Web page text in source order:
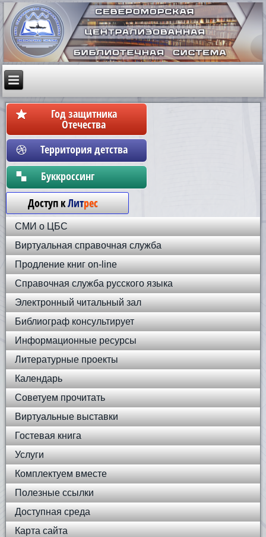
Год защитника
Отечества
Территория детства
Бyккpoccинг
Доступ кЛитрес
СМИ о ЦБС
Виртуальная справочная служба
Продление книг on-line
Справочная служба русского языка
Электронный читальный зал
Библиограф консультирует
Информационные ресурсы
Литературные проекты
Календарь
Советуем прочитать
Виртуальные выставки
Гостевая книга
Услуги
Комплектуем вместе
Полезные ссылки
Доступная среда
Карта сайта